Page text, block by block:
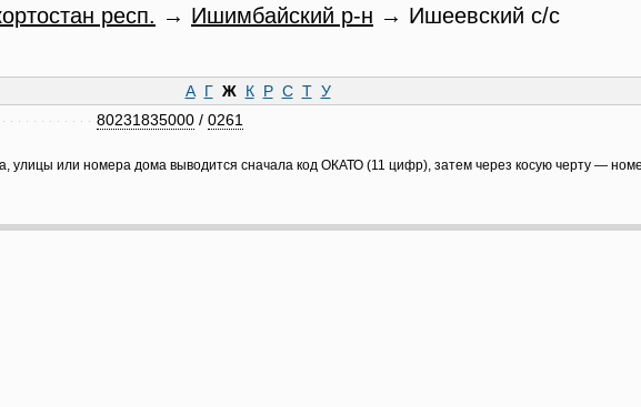
респ. → Ишимбайский р-н → Ишеевский с/с
А Г Ж К Р С Т У
80231835000 / 0261
улицы или номера дома выводится сначала код ОКАТО (11 цифр), затем через косую черту —